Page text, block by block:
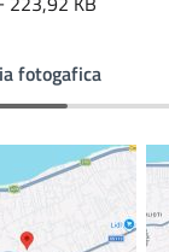
fotogafica